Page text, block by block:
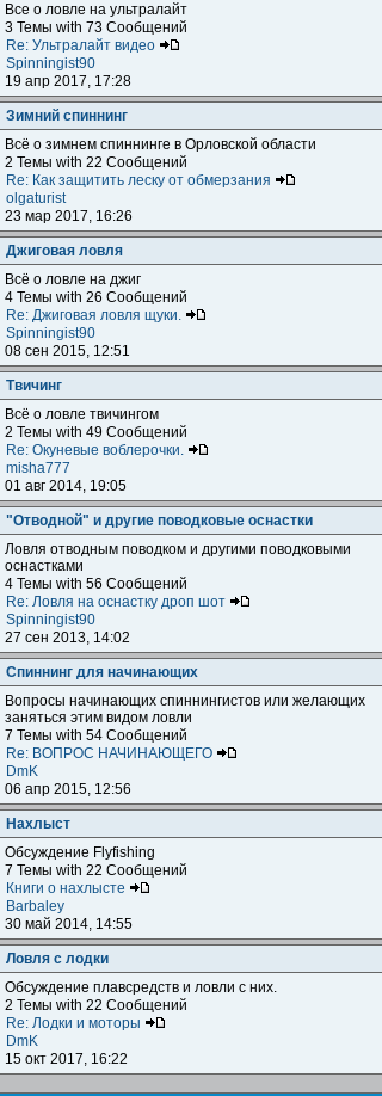
Все о ловле на ультралайт
3 Темы with 73 Сообщений
Re: Ультралайт видео
Spinningist90
19 апр 2017, 17:28
Зимний спиннинг
Всё о зимнем спиннинге в Орловской области
2 Темы with 22 Сообщений
Re: Как защитить леску от обмерзания
olgaturist
23 мар 2017, 16:26
Джиговая ловля
Всё о ловле на джиг
4 Темы with 26 Сообщений
Re: Джиговая ловля щуки.
Spinningist90
08 сен 2015, 12:51
Твичинг
Всё о ловле твичингом
2 Темы with 49 Сообщений
Re: Окуневые воблерочки.
misha777
01 авг 2014, 19:05
"Отводной" и другие поводковые оснастки
Ловля отводным поводком и другими поводковыми
оснастками
4 Темы with 56 Сообщений
Re: Ловля на оснастку дроп шот
Spinningist90
27 сен 2013, 14:02
Спиннинг для начинающих
Вопросы начинающих спиннингистов или желающих
заняться этим видом ловли
7 Темы with 54 Сообщений
Re: ВОПРОС НАЧИНАЮЩЕГО
DmK
06 апр 2015, 12:56
Нахлыст
Обсуждение Flyfishing
7 Темы with 22 Сообщений
Книги о нахлысте
Barbaley
30 май 2014, 14:55
Ловля с лодки
Обсуждение плавсредств и ловли с них.
2 Темы with 22 Сообщений
Re: Лодки и моторы
DmK
15 окт 2017, 16:22